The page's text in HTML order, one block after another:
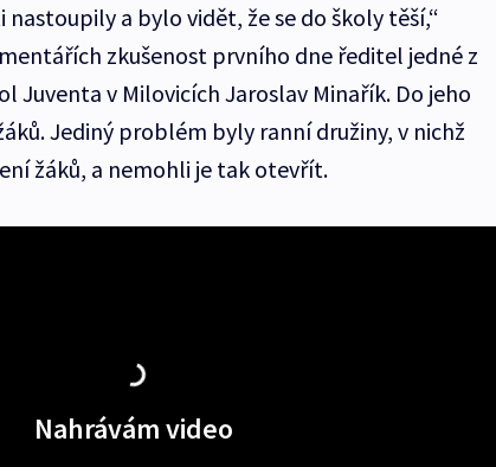
nastoupily a bylo vidět, že se do školy těší,“
zkušenost prvního dne ředitel jedné z
Juventa v Milovicích Jaroslav Minařík. Do jeho
Jediný problém byly ranní družiny, v nichž
žáků, a nemohli je tak otevřít.
Nahrávám video